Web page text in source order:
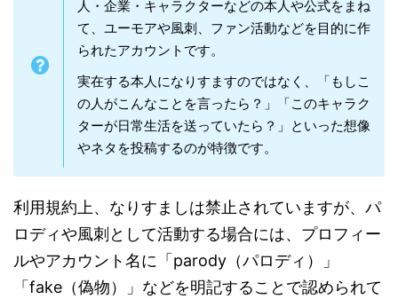
人・企業・キャラクターなどの本人や公式をまね
て、ユーモアや風刺、ファン活動などを目的に作
られたアカウントです。
実在する本人になりすますのではなく、「もしこ
の人がこんなことを言ったら？」「このキャラク
ターが日常生活を送っていたら？」といった想像
やネタを投稿するのが特徴です。
利用規約上、なりすましは禁止されていますが、パ
ロディや風刺として活動する場合には、プロフィー
ルやアカウント名に「parody（パロディ）」
「fake（偽物）」などを明記することで認められて